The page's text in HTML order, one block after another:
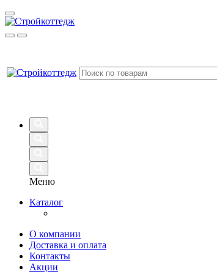
Меню
Каталог
О компании
Доставка и оплата
Контакты
Акции